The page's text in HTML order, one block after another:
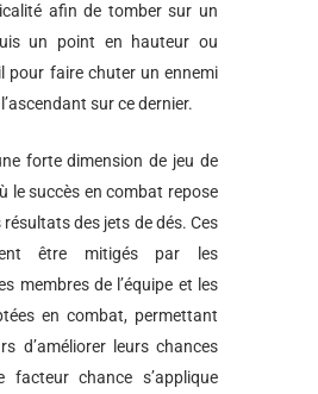
afin de tomber sur un
un point en hauteur ou
pour faire chuter un ennemi
sur ce dernier.
forte dimension de jeu de
le succès en combat repose
des jets de dés. Ces
être mitigés par les
membres de l’équipe et les
en combat, permettant
d’améliorer leurs chances
facteur chance s’applique